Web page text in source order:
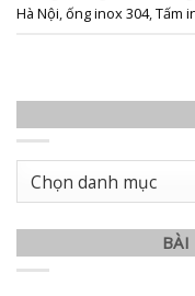
Hà Nội,ống inox 304,Tấm
Danh
mục